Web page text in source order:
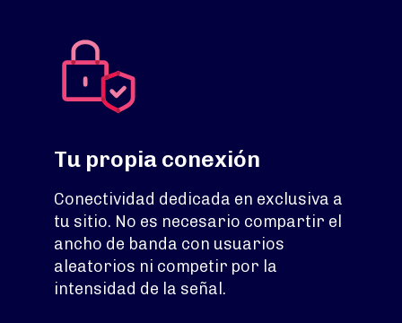
Tu propia conexión
Conectividad dedicada en exclusiva a
tu sitio. No es necesario compartir el
ancho de banda con usuarios
aleatorios ni competir por la
intensidad de la señal.